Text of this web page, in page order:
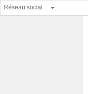
Réseau social